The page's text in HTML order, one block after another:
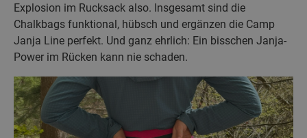
Explosion im Rucksack also. Insgesamt sind die
Chalkbags funktional, hübsch und ergänzen die Camp
Janja Line perfekt. Und ganz ehrlich: Ein bisschen Janja-
Power im Rücken kann nie schaden.